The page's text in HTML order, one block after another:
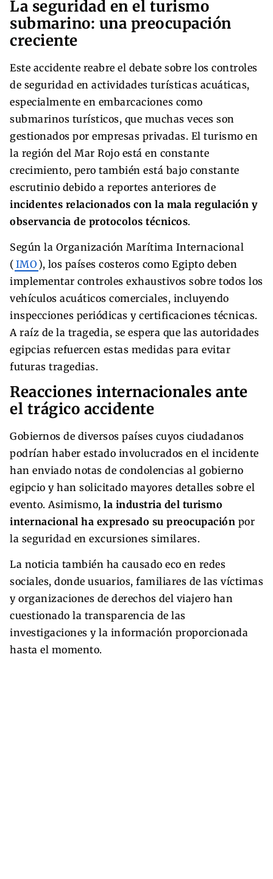
La seguridad en el turismo
submarino: una preocupación
creciente
Este accidente reabre el debate sobre los controles
de seguridad en actividades turísticas acuáticas,
especialmente en embarcaciones como
submarinos turísticos, que muchas veces son
gestionados por empresas privadas. El turismo en
la región del Mar Rojo está en constante
crecimiento, pero también está bajo constante
escrutinio debido a reportes anteriores de
incidentes relacionados con la mala regulación y
observancia de protocolos técnicos.
Según la Organización Marítima Internacional
( IMO ), los países costeros como Egipto deben
implementar controles exhaustivos sobre todos los
vehículos acuáticos comerciales, incluyendo
inspecciones periódicas y certificaciones técnicas.
A raíz de la tragedia, se espera que las autoridades
egipcias refuercen estas medidas para evitar
futuras tragedias.
Reacciones internacionales ante
el trágico accidente
Gobiernos de diversos países cuyos ciudadanos
podrían haber estado involucrados en el incidente
han enviado notas de condolencias al gobierno
egipcio y han solicitado mayores detalles sobre el
evento. Asimismo, la industria del turismo
internacional ha expresado su preocupación por
la seguridad en excursiones similares.
La noticia también ha causado eco en redes
sociales, donde usuarios, familiares de las víctimas
y organizaciones de derechos del viajero han
cuestionado la transparencia de las
investigaciones y la información proporcionada
hasta el momento.